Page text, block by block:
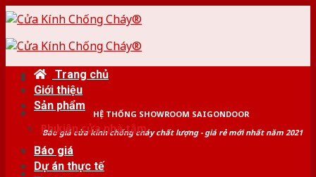
Skip
content
HỆ THỐNG SHOWROOM SAIGONDOOR
Báo giá cửa kính chống cháy chất lượng - giá rẻ mới nhất năm 2021
Trang chủ
Giới thiệu
Sản phẩm
Phụ kiện cửa nhà tắm
Báo giá
Dự án thực tế